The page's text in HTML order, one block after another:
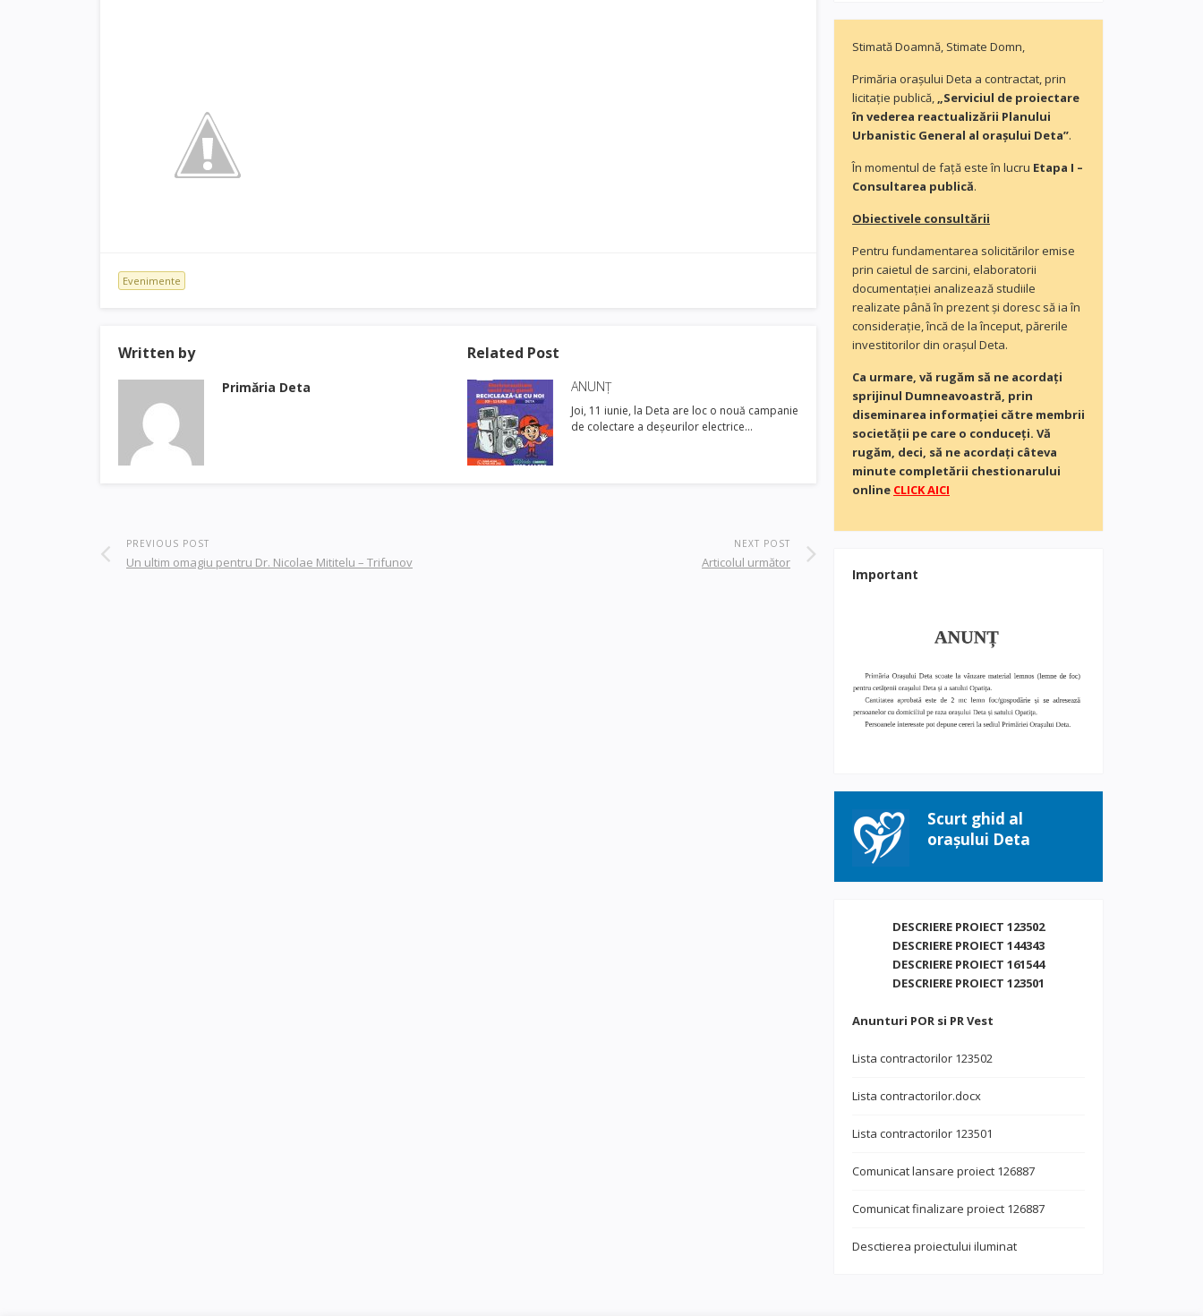
Evenimente
Written by
Primăria Deta
Related Post
ANUNȚ
Joi, 11 iunie, la Deta are loc o nouă campanie
de colectare a deșeurilor electrice…
PREVIOUS POST
Un ultim omagiu pentru Dr. Nicolae Mititelu – Trifunov
NEXT POST
Articolul următor
Stimată Doamnă, Stimate Domn,
Primăria orașului Deta a contractat, prin
licitație publică, „Serviciul de proiectare
în vederea reactualizării Planului
Urbanistic General al orașului Deta”.
În momentul de faţă este în lucru Etapa I –
Consultarea publică.
Obiectivele consultării
Pentru fundamentarea solicitărilor emise
prin caietul de sarcini, elaboratorii
documentaţiei analizează studiile
realizate până în prezent și doresc să ia în
consideraţie, încă de la început, părerile
investitorilor din orașul Deta.
Ca urmare, vă rugăm să ne acordaţi
sprijinul Dumneavoastră, prin
diseminarea informației către membrii
societății pe care o conduceți. Vă
rugăm, deci, să ne acordați câteva
minute completării chestionarului
online CLICK AICI
Important
Scurt ghid al
orașului Deta
DESCRIERE PROIECT 123502
DESCRIERE PROIECT 144343
DESCRIERE PROIECT 161544
DESCRIERE PROIECT 123501
Anunturi POR si PR Vest
Lista contractorilor 123502
Lista contractorilor.docx
Lista contractorilor 123501
Comunicat lansare proiect 126887
Comunicat finalizare proiect 126887
Desctierea proiectului iluminat